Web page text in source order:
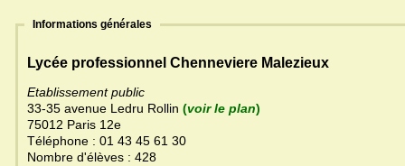
Informations générales
Lycée professionnel Chenneviere Malezieux
Etablissement public
33-35 avenue Ledru Rollin (voir le plan)
75012 Paris 12e
Téléphone : 01 43 45 61 30
Nombre d'élèves : 428